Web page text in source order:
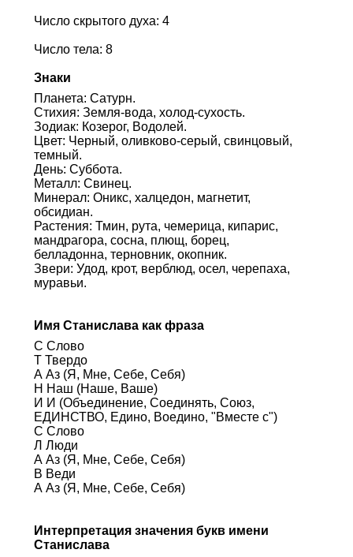
Число скрытого духа: 4
Число тела: 8
Знаки
Планета: Сатурн.
Стихия: Земля-вода, холод-сухость.
Зодиак: Козерог, Водолей.
Цвет: Черный, оливково-серый, свинцовый,
темный.
День: Суббота.
Металл: Свинец.
Минерал: Оникс, халцедон, магнетит,
обсидиан.
Растения: Тмин, рута, чемерица, кипарис,
мандрагора, сосна, плющ, борец,
белладонна, терновник, окопник.
Звери: Удод, крот, верблюд, осел, черепаха,
муравьи.
Имя Станислава как фраза
С Слово
Т Твердо
А Аз (Я, Мне, Себе, Себя)
Н Наш (Наше, Ваше)
И И (Объединение, Соединять, Союз,
ЕДИНСТВО, Едино, Воедино, "Вместе с")
С Слово
Л Люди
А Аз (Я, Мне, Себе, Себя)
В Веди
А Аз (Я, Мне, Себе, Себя)
Интерпретация значения букв имени
Станислава